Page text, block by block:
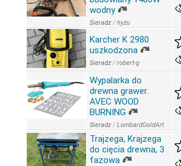
wodny
Sieradz /hyzu
Karcher K 2980
uszkodzona
Sieradz /robert-g
Wypalarka do
drewna grawer.
AVEC WOOD
BURNING
Sieradz /LombardGoldArt
Trajzega, Krajzega
do cięcia drewna, 3
fazowa